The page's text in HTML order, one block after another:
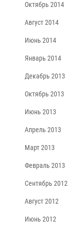
Октябрь 2014
Август 2014
Июнь 2014
Январь 2014
Декабрь 2013
Октябрь 2013
Июнь 2013
Апрель 2013
Март 2013
Февраль 2013
Сентябрь 2012
Август 2012
Июнь 2012